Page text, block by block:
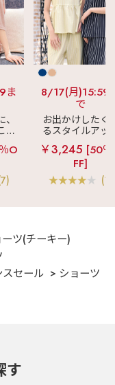
ま
れ
ル
セ
O
8/17(月)15:59
で
お出かけしたく
るスタイルアッ
見え
ストライ
フリル ロングパ
ツ 綿混 上下セ
￥3,245 [50
FF]
(1)
ツ(チーキー)
セール
ショーツ
す